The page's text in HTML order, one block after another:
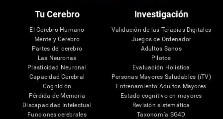
Tu Cerebro
El Cerebro Humano
Mente y Cerebro
Partes del cerebro
Las Neuronas
Plasticidad Neuronal
Capacidad Cerebral
Cognición
Pérdida de Memoria
Discapacidad Intelectual
Funciones cerebrales
Investigación
Validación de las Terapias Digitales
Juegos de Ordenador
Adultos Sanos
Pilotos
Evaluación Holistica
Personas Mayores Saludables (iTV)
Entrenamiento Adultos Mayores
Estado cognitivo en mayores
Revisión sistemática
Taxonomía SG4D